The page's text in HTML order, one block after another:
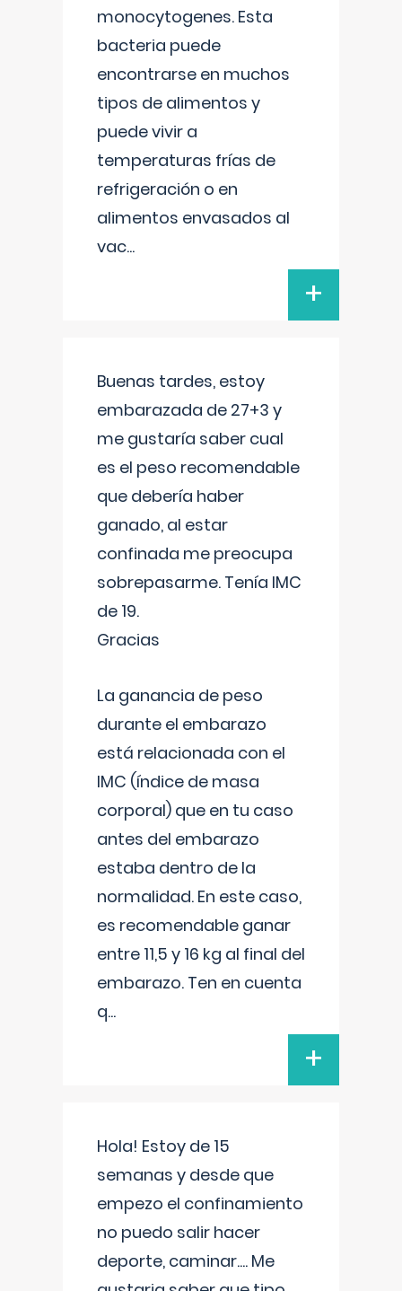
monocytogenes. Esta
bacteria puede
encontrarse en muchos
tipos de alimentos y
puede vivir a
temperaturas frías de
refrigeración o en
alimentos envasados al
vac...
+
Buenas tardes, estoy
embarazada de 27+3 y
me gustaría saber cual
es el peso recomendable
que debería haber
ganado, al estar
confinada me preocupa
sobrepasarme. Tenía IMC
de 19.
Gracias
La ganancia de peso
durante el embarazo
está relacionada con el
IMC (índice de masa
corporal) que en tu caso
antes del embarazo
estaba dentro de la
normalidad. En este caso,
es recomendable ganar
entre 11,5 y 16 kg al final del
embarazo. Ten en cuenta
q...
+
Hola! Estoy de 15
semanas y desde que
empezo el confinamiento
no puedo salir hacer
deporte, caminar.... Me